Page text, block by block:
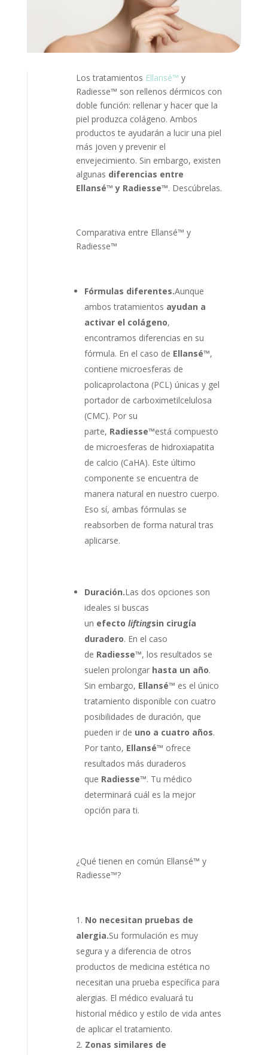
Los tratamientos Ellansé™ y
Radiesse™ son rellenos dérmicos con
doble función: rellenar y hacer que la
piel produzca colágeno. Ambos
productos te ayudarán a lucir una piel
más joven y prevenir el
envejecimiento. Sin embargo, existen
algunas diferencias entre
Ellansé™ y Radiesse™. Descúbrelas.
Comparativa entre Ellansé™ y
Radiesse™
Fórmulas diferentes.Aunque
ambos tratamientos ayudan a
activar el colágeno,
encontramos diferencias en su
fórmula. En el caso de Ellansé™,
contiene microesferas de
policaprolactona (PCL) únicas y gel
portador de carboximetilcelulosa
(CMC). Por su
parte, Radiesse™está compuesto
de microesferas de hidroxiapatita
de calcio (CaHA). Este último
componente se encuentra de
manera natural en nuestro cuerpo.
Eso sí, ambas fórmulas se
reabsorben de forma natural tras
aplicarse.
Duración.Las dos opciones son
ideales si buscas
un efecto liftingsin cirugía
duradero. En el caso
de Radiesse™, los resultados se
suelen prolongarhasta un año.
Sin embargo, Ellansé™ es el único
tratamiento disponible con cuatro
posibilidades de duración, que
pueden ir de uno a cuatro años.
Por tanto, Ellansé™ ofrece
resultados más duraderos
que Radiesse™. Tu médico
determinará cuál es la mejor
opción para ti.
¿Qué tienen en común Ellansé™ y
Radiesse™?
No necesitan pruebas de
alergia.Su formulación es muy
segura y a diferencia de otros
productos de medicina estética no
necesitan una prueba específica para
alergias. El médico evaluará tu
historial médico y estilo de vida antes
de aplicar el tratamiento.
Zonas similares de